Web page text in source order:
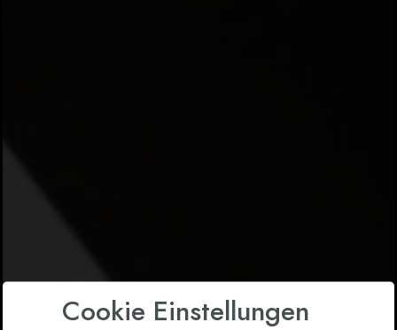
Cookie Einstellungen